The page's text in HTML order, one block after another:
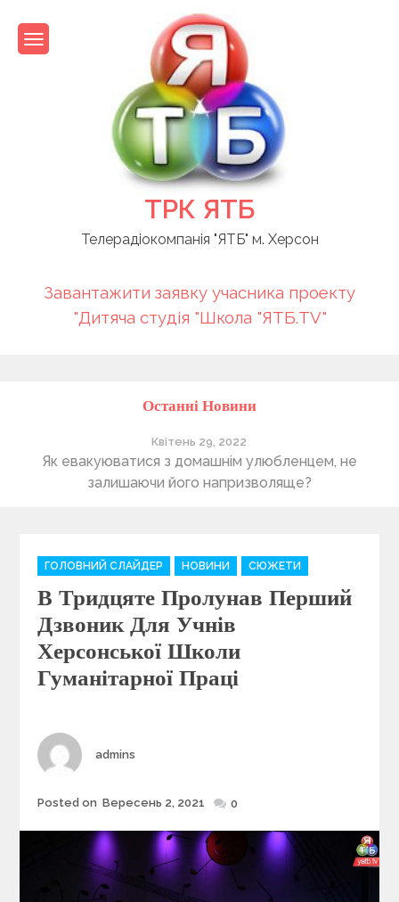
content
ТРК ЯТБ
Телерадіокомпанія "ЯТБ" м. Херсон
Завантажити заявку учасника проекту
"Дитяча студія "Школа "ЯТБ.TV"
Останні Новини
Квітень 29, 2022
Як евакуюватися з домашнім улюбленцем, не
залишаючи його напризволяще?
C
a
e
g
o
r
ГОЛОВНИЙ СЛАЙДЕР НОВИНИ СЮЖЕТИ
В Тридцяте Пролунав Перший
Дзвоник Для Учнів
Херсонської Школи
Гуманітарної Праці
Author
admins
Posted
Posted on Вересень 2, 2021 0